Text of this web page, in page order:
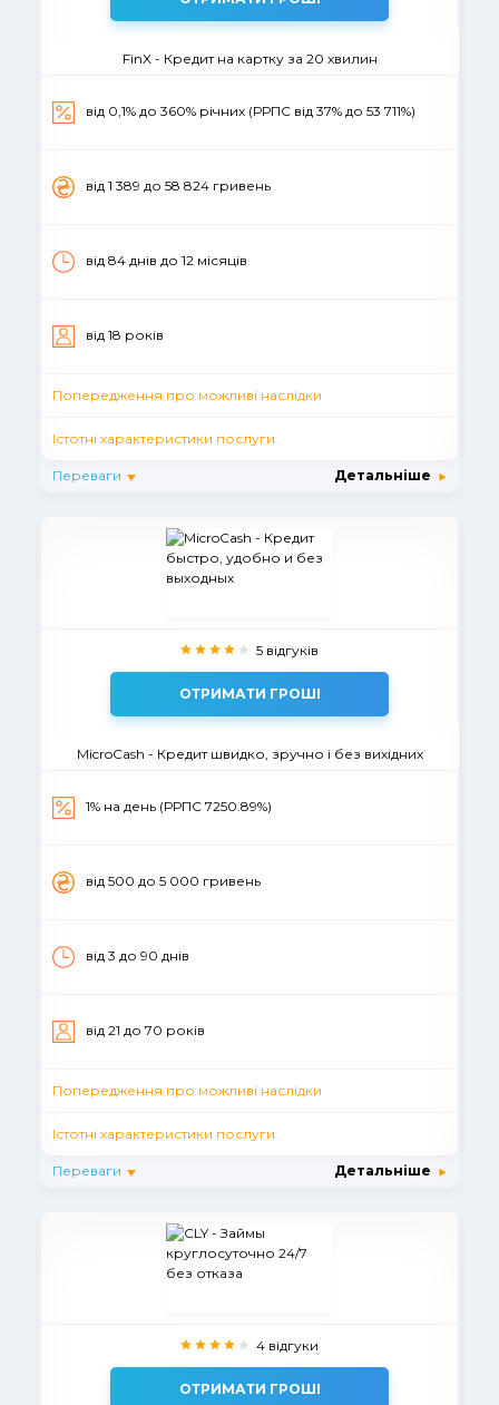
FinX - Кредит на картку за 20 хвилин
від 0,1% до 360% річних (РРПС від 37% до 53 711%)
вiд 1 389 до 58 824 гривень
від 84 днів до 12 місяців
вiд 18 рокiв
Попередження про можливі наслідки
Істотні характеристики послуги
Переваги Детальніше
5 відгуків
ОТРИМАТИ ГРОШІ
MicroCash - Кредит швидко, зручно і без вихідних
1% на день (РРПС 7250.89%)
вiд 500 до 5 000 гривень
від 3 до 90 днiв
вiд 21 до 70 рокiв
Попередження про можливі наслідки
Істотні характеристики послуги
Переваги Детальніше
4 відгуки
ОТРИМАТИ ГРОШІ